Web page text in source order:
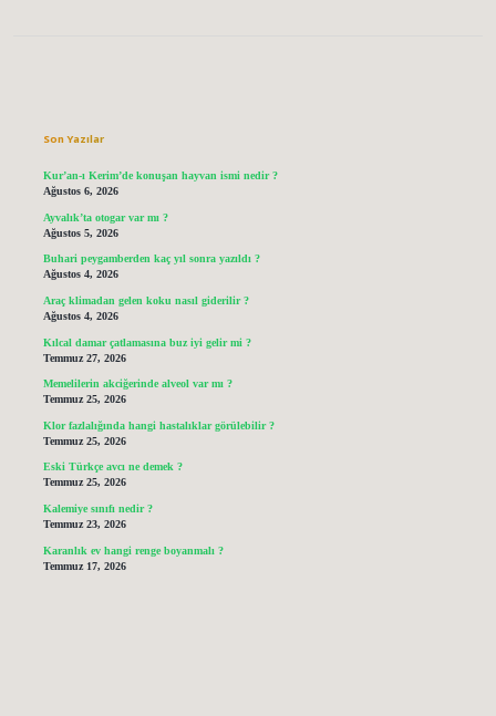
Son Yazılar
Kur’an-ı Kerim’de konuşan hayvan ismi nedir ?
Ağustos 6, 2026
Ayvalık’ta otogar var mı ?
Ağustos 5, 2026
Buhari peygamberden kaç yıl sonra yazıldı ?
Ağustos 4, 2026
Araç klimadan gelen koku nasıl giderilir ?
Ağustos 4, 2026
Kılcal damar çatlamasına buz iyi gelir mi ?
Temmuz 27, 2026
Memelilerin akciğerinde alveol var mı ?
Temmuz 25, 2026
Klor fazlalığında hangi hastalıklar görülebilir ?
Temmuz 25, 2026
Eski Türkçe avcı ne demek ?
Temmuz 25, 2026
Kalemiye sınıfı nedir ?
Temmuz 23, 2026
Karanlık ev hangi renge boyanmalı ?
Temmuz 17, 2026